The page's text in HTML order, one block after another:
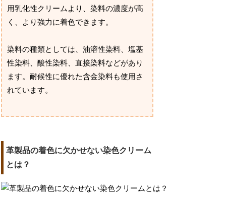
用乳化性クリームより、染料の濃度が高
く、より強力に着色できます。
染料の種類としては、油溶性染料、塩基
性染料、酸性染料、直接染料などがあり
ます。耐候性に優れた含金染料も使用さ
れています。
革製品の着色に欠かせない染色クリーム
とは？